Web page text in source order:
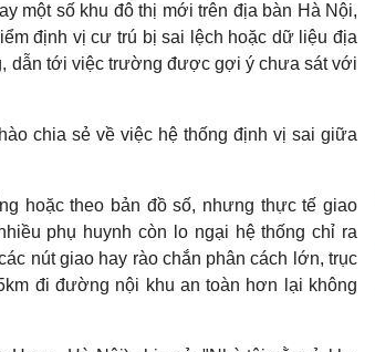
một số khu đô thị mới trên địa bàn Hà Nội,
định vị cư trú bị sai lệch hoặc dữ liệu địa
dẫn tới việc trường được gợi ý chưa sát với
chia sẻ về việc hệ thống định vị sai giữa
hoặc theo bản đồ số, nhưng thực tế giao
phụ huynh còn lo ngại hệ thống chỉ ra
nút giao hay rào chắn phân cách lớn, trục
đi đường nội khu an toàn hơn lại không